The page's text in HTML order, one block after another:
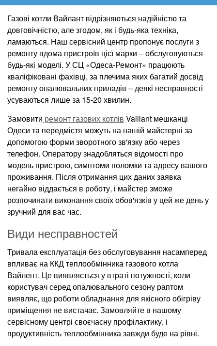
Газові котли Вайлант відрізняються надійністю та
довговічністю, але згодом, як і будь-яка техніка,
ламаються. Наш сервісний центр пропонує послуги з
ремонту вдома пристроїв цієї марки – обслуговуються
будь-які моделі. У СЦ «Одеса-Ремонт» працюють
кваліфіковані фахівці, за плечима яких багатий досвід
ремонту опалювальних приладів – деякі несправності
усуваються лише за 15-20 хвилин.
Замовити ремонт газових котлів Vaillant мешканці
Одеси та передмістя можуть на нашій майстерні за
допомогою форми зворотного зв'язку або через
телефон. Оператору знадобляться відомості про
модель пристрою, симптоми поломки та адресу вашого
проживання. Після отримання цих даних заявка
негайно віддається в роботу, і майстер зможе
розпочинати виконання своїх обов'язків у цей же день у
зручний для вас час.
Види несправностей
Тривала експлуатація без обслуговування насамперед
впливає на ККД теплообмінника газового котла
Вайлент. Це виявляється у втраті потужності, коли
користувач серед опалювального сезону раптом
виявляє, що роботи обладнання для якісного обігріву
приміщення не вистачає. Замовляйте в нашому
сервісному центрі своєчасну профілактику, і
продуктивність теплообмінника завжди буде на рівні.